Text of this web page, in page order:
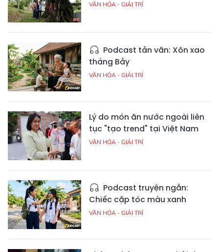
VĂN HÓA - GIẢI TRÍ
Podcast tản văn: Xôn xao
tháng Bảy
VĂN HÓA - GIẢI TRÍ
Lý do món ăn nước ngoài liên
tục "tạo trend" tại Việt Nam
VĂN HÓA - GIẢI TRÍ
Podcast truyện ngắn:
Chiếc cặp tóc màu xanh
VĂN HÓA - GIẢI TRÍ